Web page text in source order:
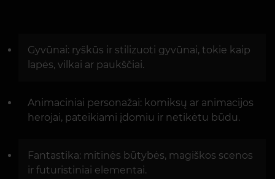
Gyvūnai: ryškūs ir stilizuoti gyvūnai, tokie kaip
lapės, vilkai ar paukščiai.
Animaciniai personažai: komiksų ar animacijos
herojai, pateikiami įdomiu ir netikėtu būdu.
Fantastika: mitinės būtybės, magiškos scenos
ir futuristiniai elementai.